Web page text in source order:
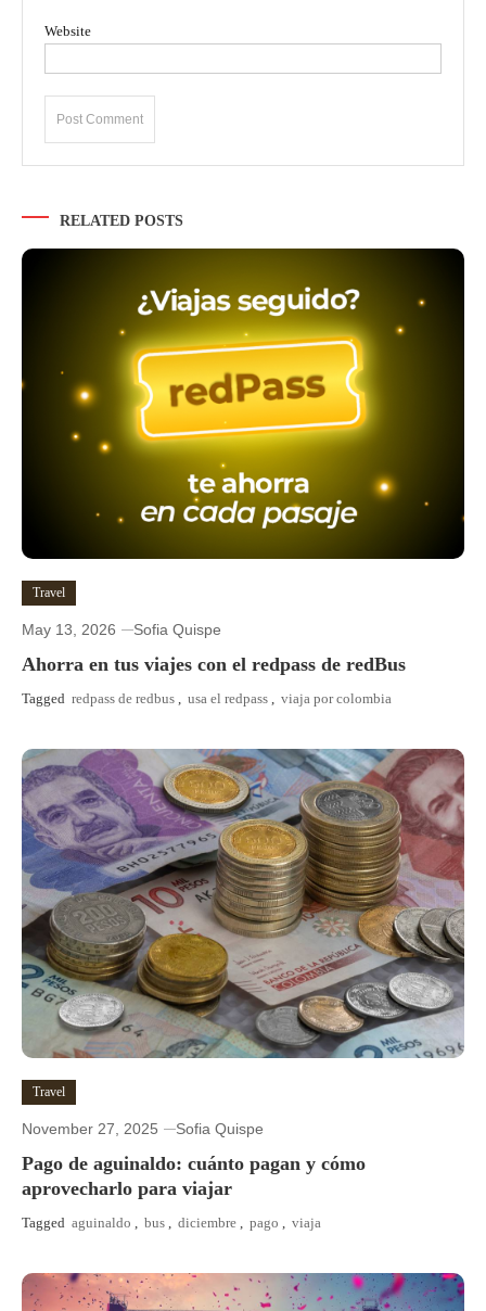
Website
RELATED POSTS
Travel
May 13, 2026 Sofia Quispe
Ahorra en tus viajes con el redpass de redBus
Tagged redpass de redbus usa el redpass viaja por colombia
Travel
November 27, 2025 Sofia Quispe
Pago de aguinaldo: cuánto pagan y cómo
aprovecharlo para viajar
Tagged aguinaldo , bus , diciembre , pago , viaja